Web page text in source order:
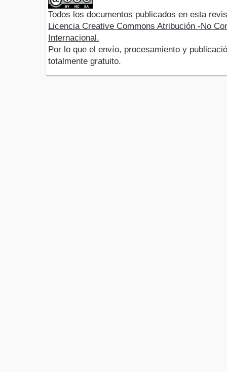
Todos los documentos publicados en esta
Licencia Creative Commons Atribución -No
Internacional.
Por lo que el envío, procesamiento y
totalmente gratuito.